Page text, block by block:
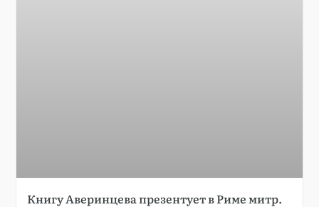
Книгу Аверинцева презентует в Риме митр.